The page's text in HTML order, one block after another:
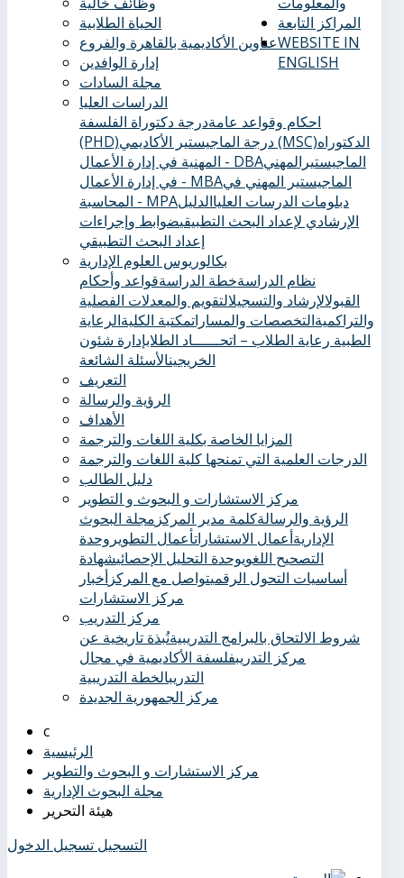
الحياة الطلابية
عناوين الأكاديمية بالقاهرة والفروع
إدارة الوافدين
مجلة السادات
الدراسات العليا
احكام وقواعد عامةدرجة دكتوراة الفلسفة
(PHD)
درجة الماجيستير الأكاديمي (MSC)الدكتوراه
المهنية في إدارة الأعمال - DBAالماجيستيرالمهني
في إدارة الأعمال - MBAالماجيستير المهني في
المحاسبة - MPA
دبلومات الدرسات العلياالدليل
الإرشادي لإعداد البحث التطبيقيضوابط وإجراءات
إعداد البحث التطبيقي
بكالوريوس العلوم الإدارية
نظام الدراسةخطة الدراسةقواعد وأحكام
القبولالإرشاد والتسجيلالتقويم والمعدلات الفصلية
والتراكميةالتخصصات والمساراتمكتبة الكليةالرعاية
الطبية ‏ رعاية الطلاب – اتحــــــاد الطلابإدارة شئون
الخريجينالأسئلة الشائعة
التعريف
الرؤية والرسالة
الأهداف
المزايا الخاصة بكلية اللغات والترجمة
الدرجات العلمية التي تمنحها كلية اللغات والترجمة
دليل الطالب
المراكز التابعة
مركز الاستشارات و البحوث و التطوير
الرؤية والرسالةكلمة مدير المركز مجلة البحوث
الإداريةأعمال الاستشاراتأعمال التطوير وحدة
التصحيح اللغويوحدة التحليل الإحصائيشهادة
أساسيات التحول الرقميتواصل مع المركزأخبار
مركز الاستشارات
مركز التدريب
شروط الالتحاق بالبرامج التدريبيةنُبذة تاريخية عن
مركز التدريبفلسفة الأكاديمية في مجال
التدريبالخطة التدريبية
مركز الجمهورية الجديدة
WEBSITE IN
ENGLISH
الرئيسية
مركز الاستشارات و البحوث والتطوير
مجلة البحوث الإدارية
هيئة التحرير
التسجيل تسجيل الدخول